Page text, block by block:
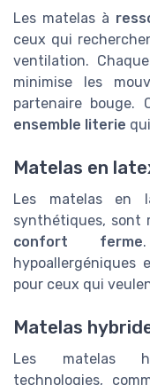
Les matelas à
ceux qui
ventilation.
minimise les
partenaire bouge.
ensemble literie
Matelas en
Les matelas en
synthétiques, sont
confort ferme
hypoallergéniques
pour ceux qui
Matelas
Les matelas
technologies,